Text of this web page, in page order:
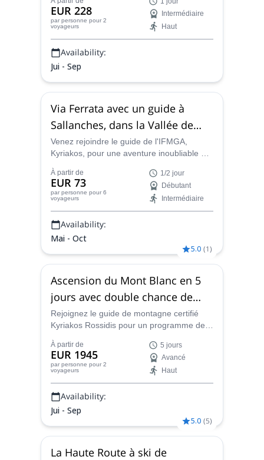
Aiguilles d'Entrèves, en compagnie du
guide de montagne certifié IFMGA,
Kyriakos.
EUR 228
par personne pour 2
voyageurs
Intermédiaire
Haut
Availability:
Jui - Sep
Via Ferrata avec un guide à
Sallanches, dans la Vallée de
Chamonix
Venez rejoindre le guide de l'IFMGA,
Kyriakos, pour une aventure inoubliable en
Sallanches !
À partir de
EUR 73
par personne pour 6
voyageurs
1/2 jour
Débutant
Intermédiaire
Availability:
Mai - Oct
5.0 (1)
Ascension du Mont Blanc en 5
jours avec double chance de
sommet
Rejoignez le guide de montagne certifié
Kyriakos Rossidis pour un programme de 5
du Mont Blanc avec toute la préparation
nécessaire pour vous assurer d'atteindre le
sommet !
À partir de
EUR 1945
par personne pour 2
voyageurs
5 jours
Avancé
Haut
Availability:
Jui - Sep
5.0 (5)
La Haute Route à ski de